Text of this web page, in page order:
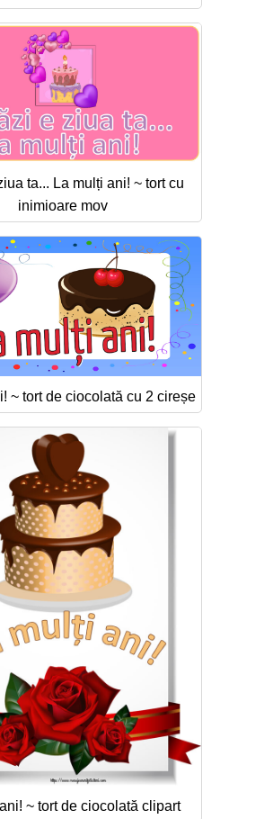
ta... La mulți ani! ~ tort cu
inimioare mov
~ tort de ciocolată cu 2 cireșe
~ tort de ciocolată clipart